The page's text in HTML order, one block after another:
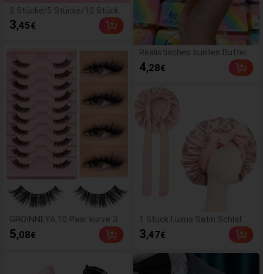
3 Stücke/5 Stücke/10 Stück
e/25 Stücke/50 Stücke graue
dünne Holz-Nagelfeile - 100/1
oppelseitig Schleifpapier was
chbar Schleifpapier wiederver
wendbare Nagelpolierer Mani
küre-Werkzeuge für natürlich
e Nägel Acrylnägel Zuhause u
nd Salon, ein Muss
3,45€
GROINNEYA 10 Paar kurze 3D
Kunstmink Wimpern mit tran
sparentem Band, Katzenauge
5,08€
Realistisches buntes Butter-
Quetschspielzeug, Regenbog
enfarbe - weicher, druckresist
zurückspringendes sensorisc
hes Stressabbau-Spielzeug, l
ustiges Scherzgeschenk, gee
ignet für Autismus, Stress- u
nd Angstlinderung, perfektes
Geschenk, stimmungsaufhell
end, Partygeschenke
4,28€
1 Stück Luxus Satin Schlafm
ütze mit verstellbarer Schleif
e - leichte Haarpflegekappe f
ürliches Haar, in mehreren Far
3,47€